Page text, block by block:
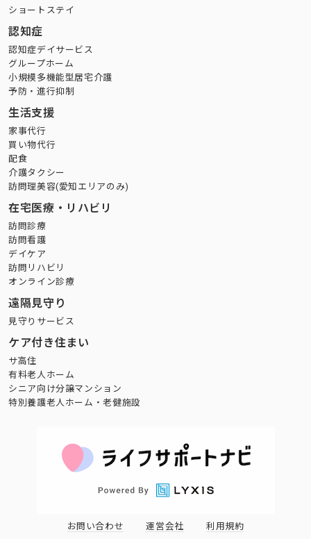
ショートステイ
認知症
認知症デイサービス
グループホーム
小規模多機能型居宅介護
予防・進行抑制
生活支援
家事代行
買い物代行
配食
介護タクシー
訪問理美容(愛知エリアのみ)
在宅医療・リハビリ
訪問診療
訪問看護
デイケア
訪問リハビリ
オンライン診療
遠隔見守り
見守りサービス
ケア付き住まい
サ高住
有料老人ホーム
シニア向け分譲マンション
特別養護老人ホーム・老健施設
お問い合わせ 運営会社 利用規約